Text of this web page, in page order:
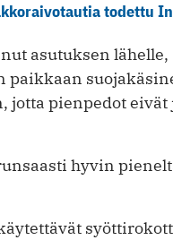
todettu
asutuksen
paikkaan
jotta pienpedot
hyvin